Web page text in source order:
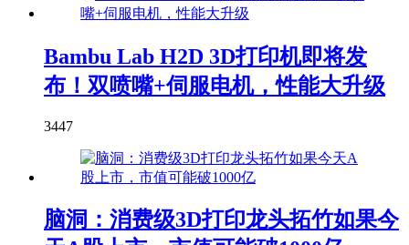
Bambu Lab H2D 3D打印机即将发
布！双喷嘴+伺服电机，性能大升级
3447
脑洞：消费级3D打印龙头拓竹如果今